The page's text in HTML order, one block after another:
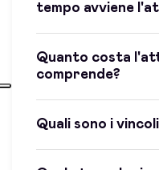
tempo avviene
Quanto costa
comprende?
Quali sono i